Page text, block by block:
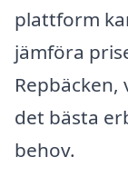
plattform
jämföra
det bästa
behov.